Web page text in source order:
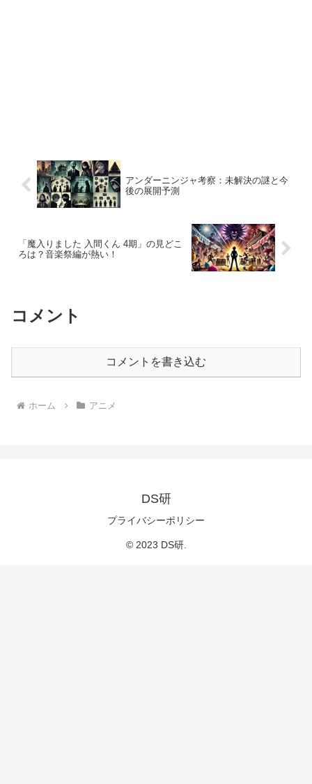
アンダーニンジャ考察：未解決の謎と今
後の展開予測
「魔入りました 入間くん 4期」の見どこ
ろは？音楽祭編が熱い！
コメント
コメントを書き込む
ホーム アニメ
DS研
プライバシーポリシー
© 2023 DS研.